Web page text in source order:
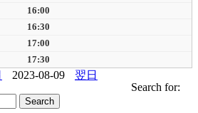
16:00
16:30
17:00
17:30
2023-08-09
翌日
Search for: